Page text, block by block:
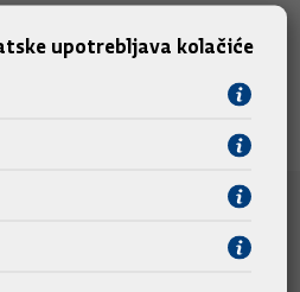
upotrebljava kolačiće